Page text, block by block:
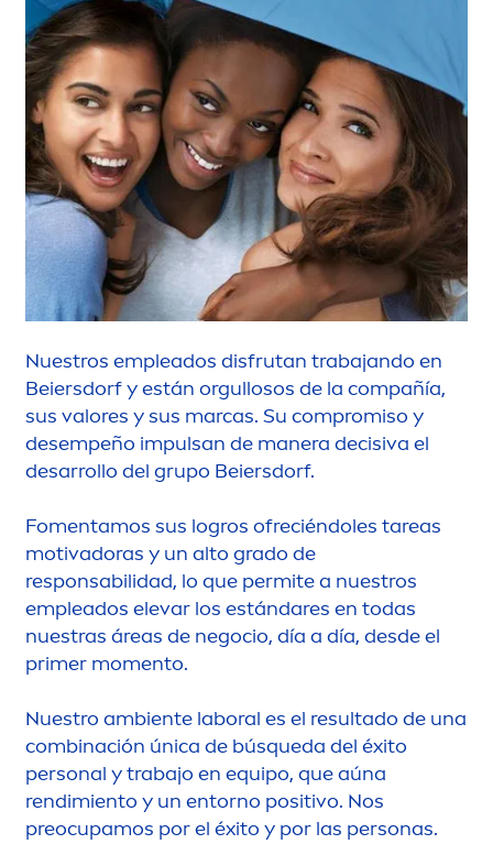
Nuestros empleados disfrutan trabajando en
Beiersdorf y están orgullosos de la compañía,
sus valores y sus marcas. Su compromiso y
desempeño impulsan de manera decisiva el
desarrollo del grupo Beiersdorf.
Fomentamos sus logros ofreciéndoles tareas
motivadoras y un alto grado de
responsabilidad, lo que permite a nuestros
empleados elevar los estándares en todas
nuestras áreas de negocio, día a día, desde el
primer momento.
Nuestro ambiente laboral es el resultado de una
combinación única de búsqueda del éxito
personal y trabajo en equipo, que aúna
rendimiento y un entorno positivo. Nos
preocupamos por el éxito y por las personas.